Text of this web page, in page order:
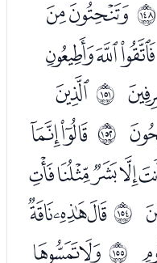
ﲓ ﮟﮠ
ﮥﮦﮧ
ﲖﮮ
ﲗ ﯖﯗ
ﲙﯨﯩﯪ
ﲚ ﯲﯳ